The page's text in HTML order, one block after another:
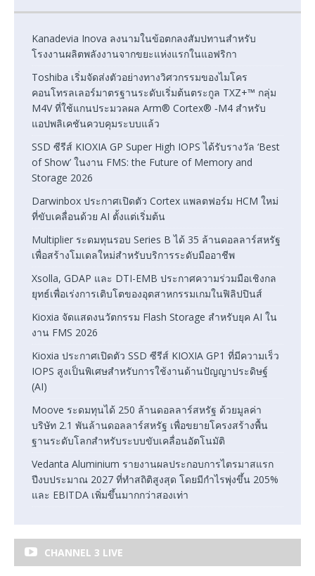
Kanadevia Inova ลงนามในข้อตกลงสัมปทานสำหรับ
โรงงานผลิตพลังงานจากขยะแห่งแรกในแอฟริกา
Toshiba เริ่มจัดส่งตัวอย่างทางวิศวกรรมของไมโคร
คอนโทรลเลอร์มาตรฐานระดับเริ่มต้นตระกูล TXZ+™ กลุ่ม
M4V ที่ใช้แกนประมวลผล Arm® Cortex® ‑M4 สำหรับ
แอปพลิเคชันควบคุมระบบแล้ว
SSD ซีรีส์ KIOXIA GP Super High IOPS ได้รับรางวัล ‘Best
of Show’ ในงาน FMS: the Future of Memory and
Storage 2026
Darwinbox ประกาศเปิดตัว Cortex แพลตฟอร์ม HCM ใหม่
ที่ขับเคลื่อนด้วย AI ตั้งแต่เริ่มต้น
Multiplier ระดมทุนรอบ Series B ได้ 35 ล้านดอลลาร์สหรัฐ
เพื่อสร้างโมเดลใหม่สำหรับบริการระดับมืออาชีพ
Xsolla, GDAP และ DTI-EMB ประกาศความร่วมมือเชิงกล
ยุทธ์เพื่อเร่งการเติบโตของอุตสาหกรรมเกมในฟิลิปปินส์
Kioxia จัดแสดงนวัตกรรม Flash Storage สำหรับยุค AI ใน
งาน FMS 2026
Kioxia ประกาศเปิดตัว SSD ซีรีส์ KIOXIA GP1 ที่มีความเร็ว
IOPS สูงเป็นพิเศษสำหรับการใช้งานด้านปัญญาประดิษฐ์
(AI)
Moove ระดมทุนได้ 250 ล้านดอลลาร์สหรัฐ ด้วยมูลค่า
บริษัท 2.1 พันล้านดอลลาร์สหรัฐ เพื่อขยายโครงสร้างพื้น
ฐานระดับโลกสำหรับระบบขับเคลื่อนอัตโนมัติ
Vedanta Aluminium รายงานผลประกอบการไตรมาสแรก
ปีงบประมาณ 2027 ที่ทำสถิติสูงสุด โดยมีกำไรพุ่งขึ้น 205%
และ EBITDA เพิ่มขึ้นมากกว่าสองเท่า
CHANNEL 3 LIVE